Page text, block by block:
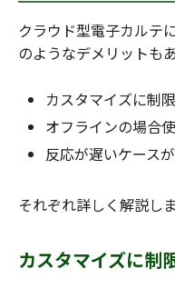
クラウド型電子カルテ
のようなデメリットもあ
カスタマイズに制
オフラインの場合
反応が遅いケース
それぞれ詳しく解説しま
カスタマイズに制